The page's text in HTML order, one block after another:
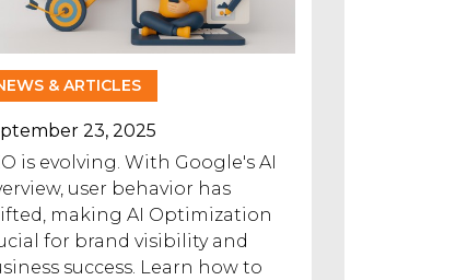
& ARTICLES
23, 2025
is evolving. With Google's AI
user behavior has
making AI Optimization
for brand visibility and
success. Learn how to